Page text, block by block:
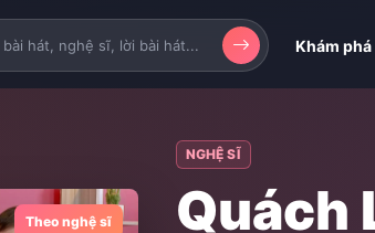
Khám phá
Theo nghệ sĩ
NGHỆ SĨ
Quách